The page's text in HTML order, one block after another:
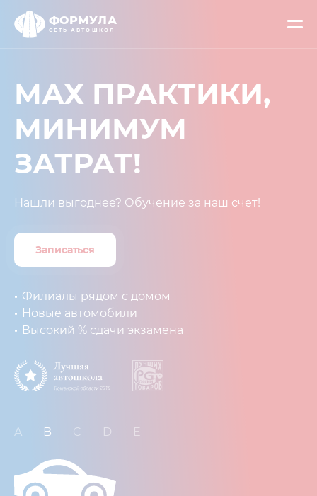
ФОРМУЛА
СЕТЬ АВТОШКОЛ
МАХ ПРАКТИКИ,
МИНИМУМ
ЗАТРАТ!⁣⁣
Нашли выгоднее? Обучение за наш счет!
Записаться
Филиалы рядом с домом
Новые автомобили
Высокий % сдачи экзамена
A B C D E